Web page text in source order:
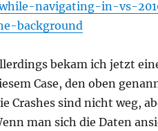
navigating-in-vs-
background
bekam ich jetzt
Case, den oben
Crashes sind nicht weg,
man sich die Daten